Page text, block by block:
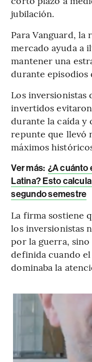
jubilación.
Para Vanguard,
mercado ayuda a
mantener una
durante episodios
Los inversionistas
invertidos
durante la caída y
repunte que llevó
máximos
Ver más: ¿A cuánto
Latina? Esto
segundo semestre
La firma sostiene
los inversionistas
por la guerra,
definida cuando
dominaba la